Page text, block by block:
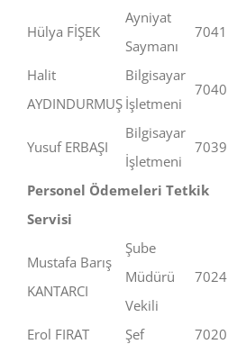
Hülya FİŞEK
Ayniyat
Saymanı
7041
Halit
AYDINDURMUŞ
Bilgisayar
İşletmeni
7040
Yusuf ERBAŞI
Bilgisayar
İşletmeni
7039
Personel Ödemeleri Tetkik
Servisi
Mustafa Barış
KANTARCI
Şube
Müdürü
Vekili
7024
Erol FIRAT Şef
7020